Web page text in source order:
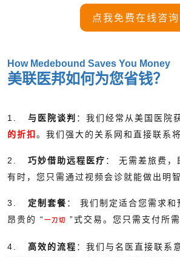
点我免费在线咨询
How Medebound Saves You Money
美联医邦如何为您省钱？
1. 与医院谈判 ：我们经常从美国医院
的折扣 。我们强大的关系网和直接联系
2. 巧妙借助远程医疗 ： 无需差旅费，
有时，您只需通过视频会诊就能做出明
3. 定制套餐 ： 我们制定适合您需求和
昂贵的 “一刀切 ”式交易。您只需支付所
4. 高效的流程 ：我们与名医直接联系